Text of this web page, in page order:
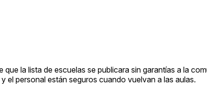
la lista de escuelas se publicara sin garantías a la
el personal están seguros cuando vuelvan a las aulas.